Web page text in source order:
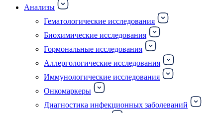
Анализы
Гематологические исследования
Биохимические исследования
Гормональные исследования
Аллергологические исследования
Иммунологические исследования
Онкомаркеры
Диагностика инфекционных заболеваний